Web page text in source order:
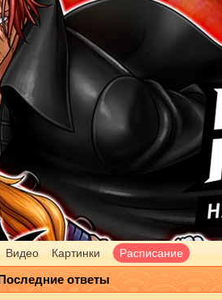
Видео Картинки Расписание
ответы